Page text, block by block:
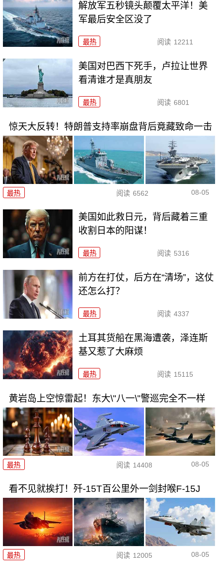
解放军五秒镜头颠覆太平洋！美
军最后安全区没了
最热 阅读 12211
美国对巴西下死手，卢拉让世界
看清谁才是真朋友
最热 阅读 6801
惊天大反转！特朗普支持率崩盘背后竟藏致命一击
最热 阅读 6562 08-05
美国如此救日元，背后藏着三重
收割日本的阳谋！
最热 阅读 5316
前方在打仗，后方在“清场”，这仗
还怎么打？
最热 阅读 4337
土耳其货船在黑海遭袭，泽连斯
基又惹了大麻烦
最热 阅读 15115
黄岩岛上空惊雷起！东大\"八一\"警巡完全不一样
最热 阅读 14408 08-05
看不见就挨打！歼-15T百公里外一剑封喉F-15J
最热 阅读 12005 08-05